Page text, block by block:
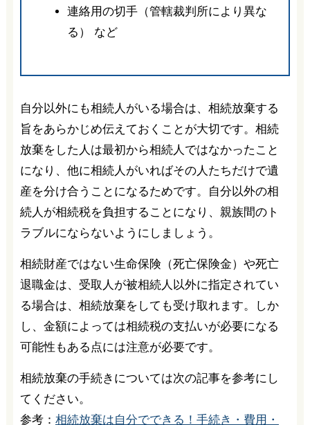
連絡用の切手（管轄裁判所により異な
る） など
自分以外にも相続人がいる場合は、相続放棄する
旨をあらかじめ伝えておくことが大切です。相続
放棄をした人は最初から相続人ではなかったこと
になり、他に相続人がいればその人たちだけで遺
産を分け合うことになるためです。自分以外の相
続人が相続税を負担することになり、親族間のト
ラブルにならないようにしましょう。
相続財産ではない生命保険（死亡保険金）や死亡
退職金は、受取人が被相続人以外に指定されてい
る場合は、相続放棄をしても受け取れます。しか
し、金額によっては相続税の支払いが必要になる
可能性もある点には注意が必要です。
相続放棄の手続きについては次の記事を参考にし
てください。
参考： 相続放棄は自分でできる！手続き・費用・